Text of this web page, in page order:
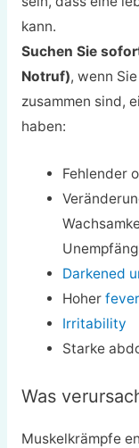
kann.
Suchen Sie
Notruf), wenn
zusammen sind,
haben:
Fehlender
Darkened
Hoherfever
Irritability
Starke
Was
Muskelkrämpfe